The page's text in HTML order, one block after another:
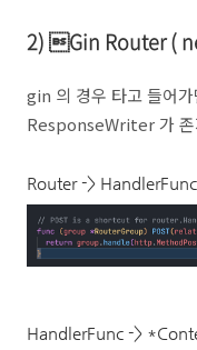
2) Gin Router (
gin 의 경우 타고 들
ResponseWriter 가 존
Router -> HandlerFunc
HandlerFunc ->